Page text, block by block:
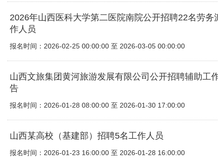
2026年山西医科大学第二医院南院公开招聘22名劳务
作人员
报名时间：2026-02-25 00:00:00 至 2026-03-05 00:00:00
山西文旅集团黄河旅游发展有限公司公开招聘辅助工
告
报名时间：2026-01-28 08:00:00 至 2026-01-30 17:00:00
山西某高校（基建部）招聘5名工作人员
报名时间：2026-01-23 16:00:00 至 2026-01-28 16:00:00